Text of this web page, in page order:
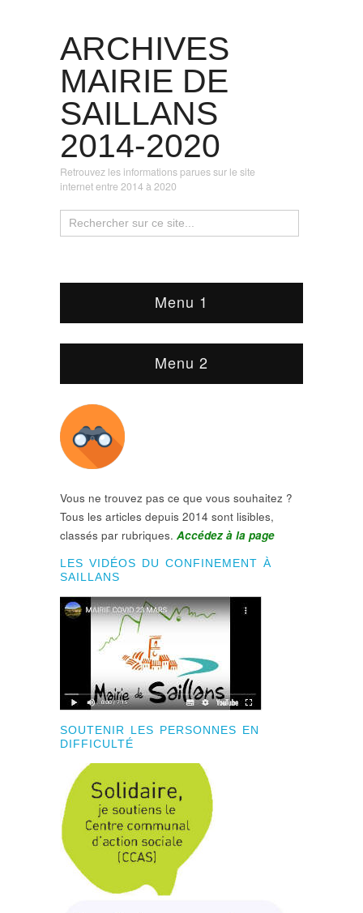
ARCHIVES
MAIRIE DE
SAILLANS
2014-2020
Retrouvez les informations parues sur le site
internet entre 2014 à 2020
Menu 1
Menu 2
Vous ne trouvez pas ce que vous souhaitez ?
Tous les articles depuis 2014 sont lisibles,
classés par rubriques. Accédez à la page
LES VIDÉOS DU CONFINEMENT À
SAILLANS
SOUTENIR LES PERSONNES EN
DIFFICULTÉ